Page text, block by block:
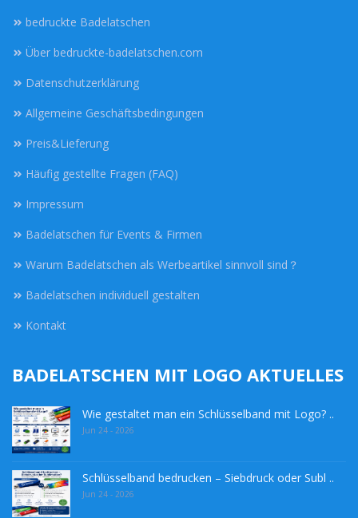
bedruckte Badelatschen
Über bedruckte-badelatschen.com
Datenschutzerklärung
Allgemeine Geschäftsbedingungen
Preis&Lieferung
Häufig gestellte Fragen (FAQ)
Impressum
Badelatschen für Events & Firmen
Warum Badelatschen als Werbeartikel sinnvoll sind？
Badelatschen individuell gestalten
Kontakt
BADELATSCHEN MIT LOGO AKTUELLES
Wie gestaltet man ein Schlüsselband mit Logo? ..
Jun 24 - 2026
Schlüsselband bedrucken – Siebdruck oder Subl ..
Jun 24 - 2026